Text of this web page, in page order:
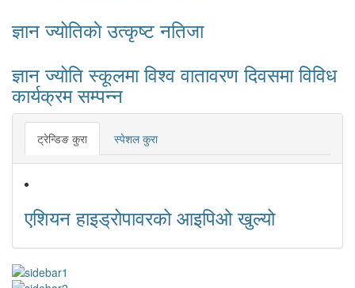
ज्ञान ज्योतिकाे उत्कृष्ट नतिजा
ज्ञान ज्योति स्कूलमा विश्व वातावरण दिवसमा विविध
कार्यक्रम सम्पन्न
ट्रेन्डिङ कुरा स्पेशल कुरा
एशियन हाइड्रोपावरको आइपिओ खुल्यो